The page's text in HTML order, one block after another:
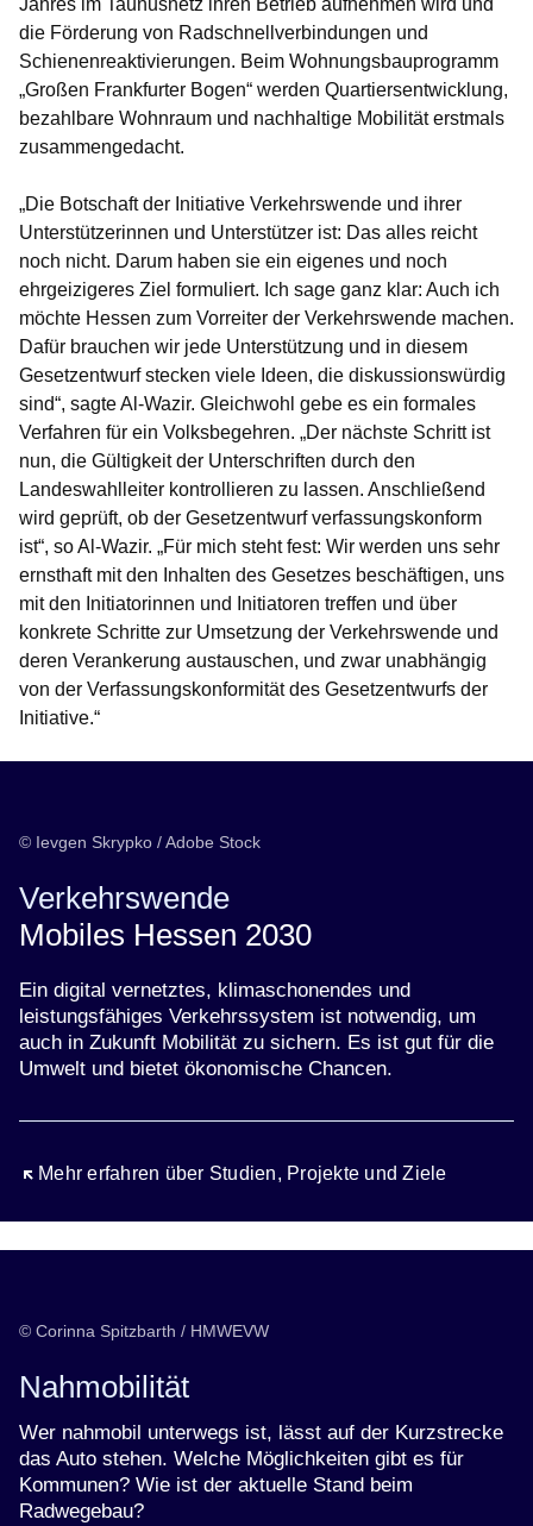
Jahres im Taunusnetz ihren Betrieb aufnehmen wird und
die Förderung von Radschnellverbindungen und
Schienenreaktivierungen. Beim Wohnungsbauprogramm
„Großen Frankfurter Bogen“ werden Quartiersentwicklung,
bezahlbare Wohnraum und nachhaltige Mobilität erstmals
zusammengedacht.
„Die Botschaft der Initiative Verkehrswende und ihrer
Unterstützerinnen und Unterstützer ist: Das alles reicht
noch nicht. Darum haben sie ein eigenes und noch
ehrgeizigeres Ziel formuliert. Ich sage ganz klar: Auch ich
möchte Hessen zum Vorreiter der Verkehrswende machen.
Dafür brauchen wir jede Unterstützung und in diesem
Gesetzentwurf stecken viele Ideen, die diskussionswürdig
sind“, sagte Al-Wazir. Gleichwohl gebe es ein formales
Verfahren für ein Volksbegehren. „Der nächste Schritt ist
nun, die Gültigkeit der Unterschriften durch den
Landeswahlleiter kontrollieren zu lassen. Anschließend
wird geprüft, ob der Gesetzentwurf verfassungskonform
ist“, so Al-Wazir. „Für mich steht fest: Wir werden uns sehr
ernsthaft mit den Inhalten des Gesetzes beschäftigen, uns
mit den Initiatorinnen und Initiatoren treffen und über
konkrete Schritte zur Umsetzung der Verkehrswende und
deren Verankerung austauschen, und zwar unabhängig
von der Verfassungskonformität des Gesetzentwurfs der
Initiative.“
© Ievgen Skrypko / Adobe Stock
Verkehrswende
Mobiles Hessen 2030
Ein digital vernetztes, klimaschonendes und
leistungsfähiges Verkehrssystem ist notwendig, um
auch in Zukunft Mobilität zu sichern. Es ist gut für die
Umwelt und bietet ökonomische Chancen.
Mehr erfahren über Studien, Projekte und Ziele
Öffnet sich in einem neuen Fenster
© Corinna Spitzbarth / HMWEVW
Nahmobilität
Wer nahmobil unterwegs ist, lässt auf der Kurzstrecke
das Auto stehen. Welche Möglichkeiten gibt es für
Kommunen? Wie ist der aktuelle Stand beim
Radwegebau?